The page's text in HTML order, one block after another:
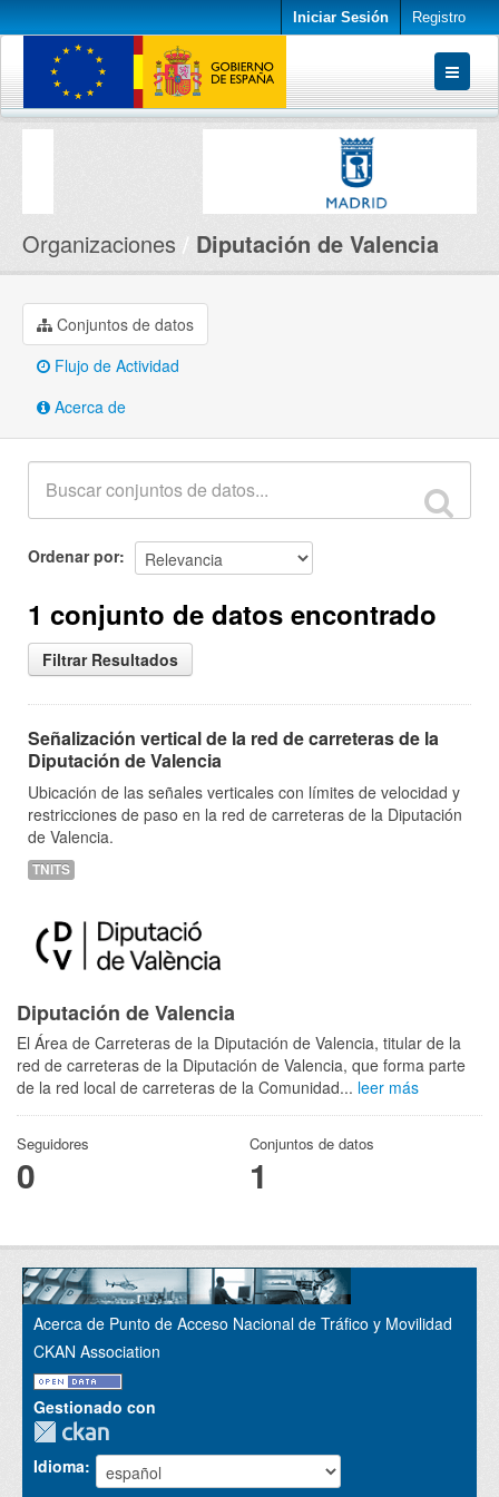
Iniciar Sesión Registro
Conjuntos de datos
Organizaciones Diputación de Valencia
Conjuntos de datos
Flujo de Actividad
Acerca de
Ordenar por
1 conjunto de datos encontrado
Filtrar Resultados
Señalización vertical de la red de carreteras de la
Diputación de Valencia
Ubicación de las señales verticales con límites de velocidad y
restricciones de paso en la red de carreteras de la Diputación
de Valencia.
TNITS
Diputación de Valencia
El Área de Carreteras de la Diputación de Valencia, titular de la
red de carreteras de la Diputación de Valencia, que forma parte
de la red local de carreteras de la Comunidad... leer más
Seguidores
0
Conjuntos de datos
1
Acerca de Punto de Acceso Nacional de Tráfico y Movilidad
CKAN Association
Gestionado con
Idioma